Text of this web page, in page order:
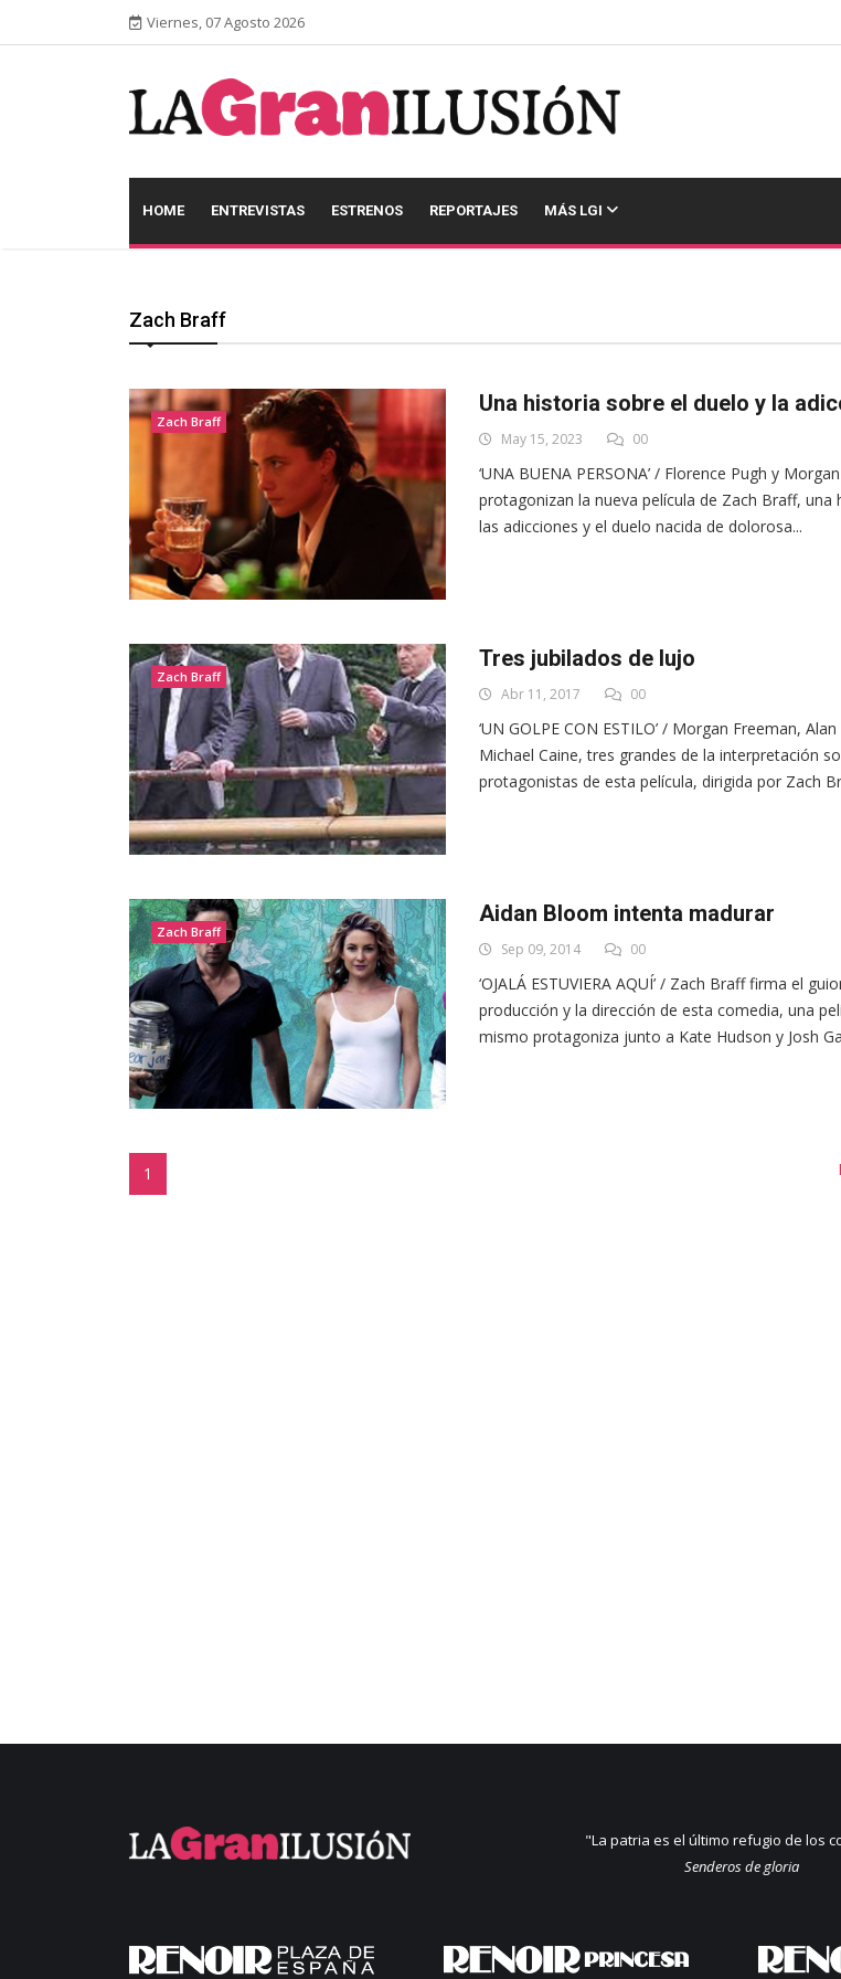
Viernes, 07 Agosto 2026
HOME ENTREVISTAS ESTRENOS REPORTAJES MÁS LGI
Zach Braff
Zach Braff
Una historia sobre el duelo y la
May 15, 2023 00
‘UNA BUENA PERSONA’ / Florence Pugh y
protagonizan la nueva película de Zach Braff, una
las adicciones y el duelo nacida de dolorosa...
Zach Braff
Tres jubilados de lujo
Abr 11, 2017 00
‘UN GOLPE CON ESTILO’ / Morgan Freeman,
Michael Caine, tres grandes de la interpretación
protagonistas de esta película, dirigida por Zach
Zach Braff
Aidan Bloom intenta madurar
Sep 09, 2014 00
‘OJALÁ ESTUVIERA AQUÍ’ / Zach Braff firma el
producción y la dirección de esta comedia, una
mismo protagoniza junto a Kate Hudson y Josh
1
"La patria es el último refugio de los
Senderos de gloria